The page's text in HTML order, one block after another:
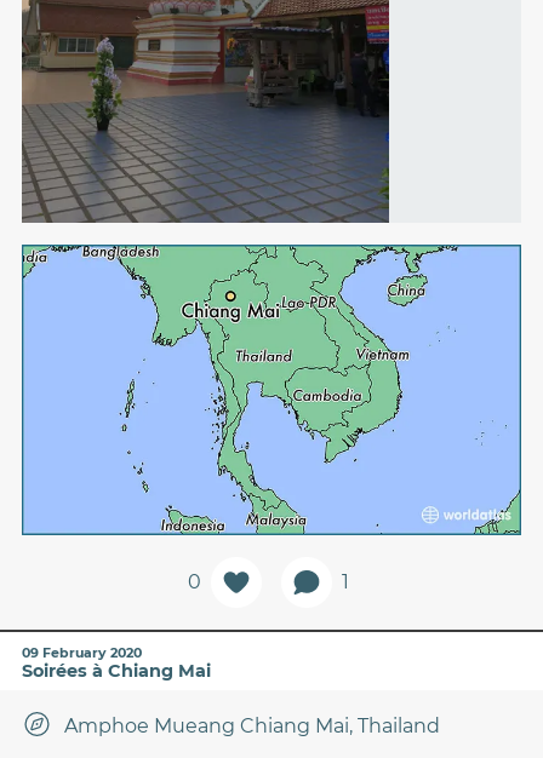
0 1
09 February 2020
Soirées à Chiang Mai
Amphoe Mueang Chiang Mai, Thailand